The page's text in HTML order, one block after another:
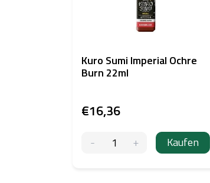
Kuro Sumi Imperial Ochre
Burn 22ml
€16,36
Kaufen